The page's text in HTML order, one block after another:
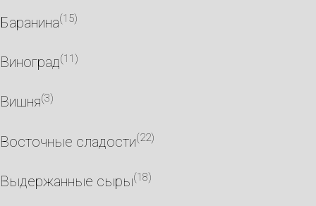
Баранина(15)
Виноград(11)
Вишня(3)
Восточные сладости(22)
Выдержанные сыры(18)